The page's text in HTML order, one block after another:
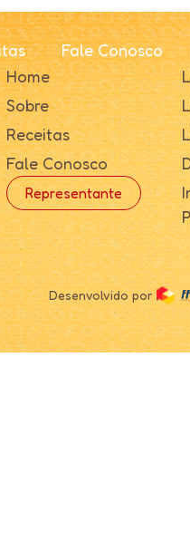
Fale Conosco
Home
Sobre
Receitas
Fale Conosco
Representante
Desenvolvido por